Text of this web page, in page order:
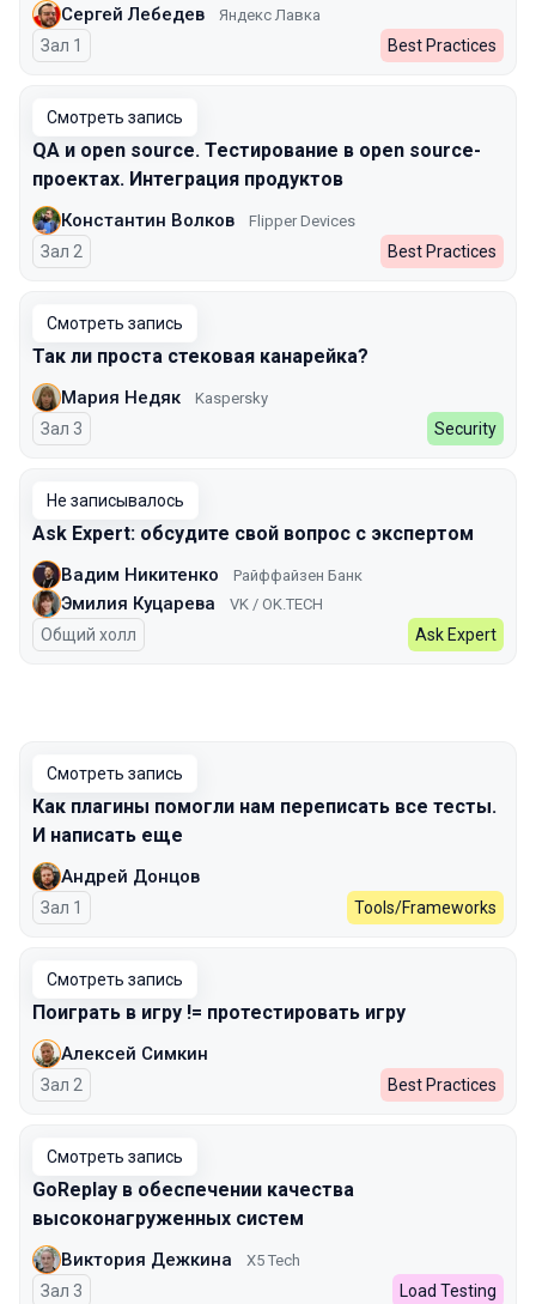
Сергей Лебедев Яндекс Лавка
Зал 1 Best Practices
Смотреть запись
QA и open source. Тестирование в open source-
проектах. Интеграция продуктов
Константин Волков Flipper Devices
Зал 2 Best Practices
Смотреть запись
Так ли проста стековая канарейка?
Мария Недяк Kaspersky
Зал 3 Security
Не записывалось
Ask Expert: обсудите свой вопрос с экспертом
Вадим Никитенко Райффайзен Банк
Эмилия Куцарева VK / ОK.TECH
Общий холл Ask Expert
Смотреть запись
Как плагины помогли нам переписать все тесты.
И написать еще
Андрей Донцов
Зал 1 Tools/Frameworks
Смотреть запись
Поиграть в игру != протестировать игру
Алексей Симкин
Зал 2 Best Practices
Смотреть запись
GoReplay в обеспечении качества
высоконагруженных систем
Виктория Дежкина X5 Tech
Зал 3 Load Testing